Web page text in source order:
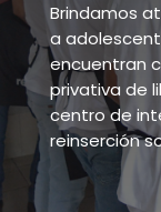
Brindamos
a
encuentran
privativa de
centro de
reinserción